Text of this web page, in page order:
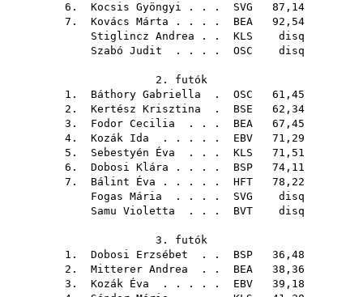
6. Kocsis Gyöngyi . . . SVG 87,14
7. Kovács Márta . . . . BEA 92,54
Stiglincz Andrea . . KLS disq
Szabó Judit . . . . OSC disq
2. futók
1. Báthory Gabriella . OSC 61,45
2. Kertész Krisztina . BSE 62,34
3. Fodor Cecilia . . . BEA 67,45
4. Kozák Ida . . . . . EBV 71,29
5. Sebestyén Éva . . . KLS 71,51
6. Dobosi Klára . . . . BSP 74,11
7. Bálint Éva . . . . . HFT 78,22
Fogas Mária . . . . SVG disq
Samu Violetta . . . BVT disq
3. futók
1. Dobosi Erzsébet . . BSP 36,48
2. Mitterer Andrea . . BEA 38,36
3. Kozák Éva . . . . . EBV 39,18